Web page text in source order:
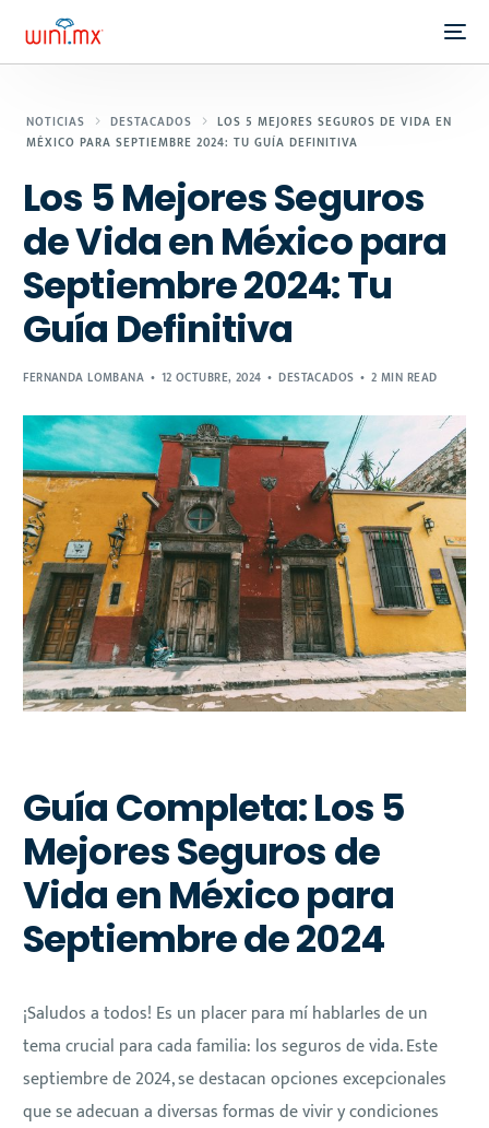
NOTICIAS DESTACADOS
LOS 5 MEJORES SEGUROS DE VIDA EN
MÉXICO PARA SEPTIEMBRE 2024: TU GUÍA DEFINITIVA
Los 5 Mejores Seguros
de Vida en México para
Septiembre 2024: Tu
Guía Definitiva
FERNANDA LOMBANA 12 OCTUBRE, 2024 DESTACADOS 2 MIN READ
Guía Completa: Los 5
Mejores Seguros de
Vida en México para
Septiembre de 2024
¡Saludos a todos! Es un placer para mí hablarles de un
tema crucial para cada familia: los seguros de vida. Este
septiembre de 2024, se destacan opciones excepcionales
que se adecuan a diversas formas de vivir y condiciones